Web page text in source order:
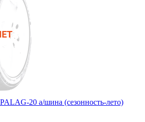
20 а/шина (сезонность-лето)